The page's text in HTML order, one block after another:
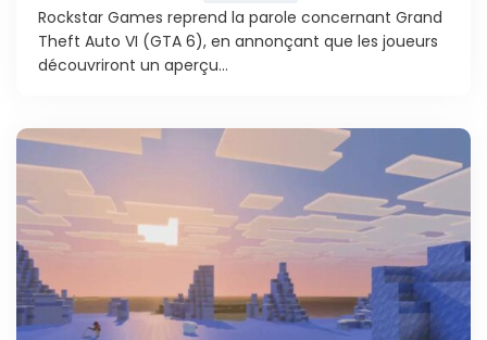
Rockstar Games reprend la parole concernant Grand
Theft Auto VI (GTA 6), en annonçant que les joueurs
découvriront un aperçu...